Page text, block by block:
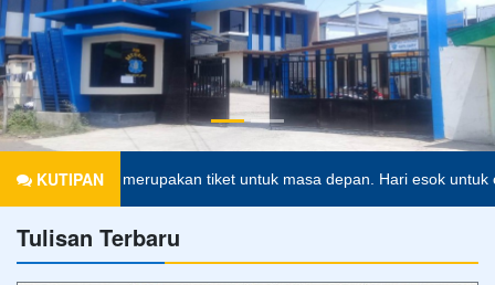
KUTIPAN
Pendidikan merupakan tiket untuk masa depan. Hari esok untuk
Tulisan Terbaru